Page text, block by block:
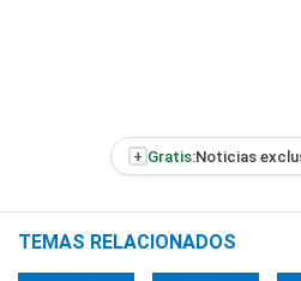
+ Gratis:Noticias
TEMAS RELACIONADOS